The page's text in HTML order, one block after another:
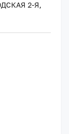
2-Я,